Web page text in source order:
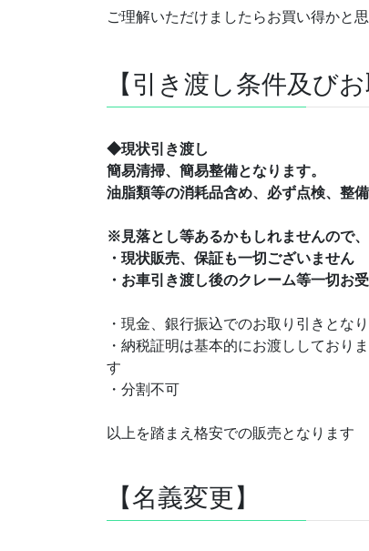
ご理解いただけましたらお買い得かと思
【引き渡し条件及び
◆現状引き渡し
簡易清掃、簡易整備となります。
油脂類等の消耗品含め、必ず点検、整
※見落とし等あるかもしれませんので
・現状販売、保証も一切ございません
・お車引き渡し後のクレーム等一切お
・現金、銀行振込でのお取り引きとな
・納税証明は基本的にお渡ししており
す
・分割不可
以上を踏まえ格安での販売となります
【名義変更】